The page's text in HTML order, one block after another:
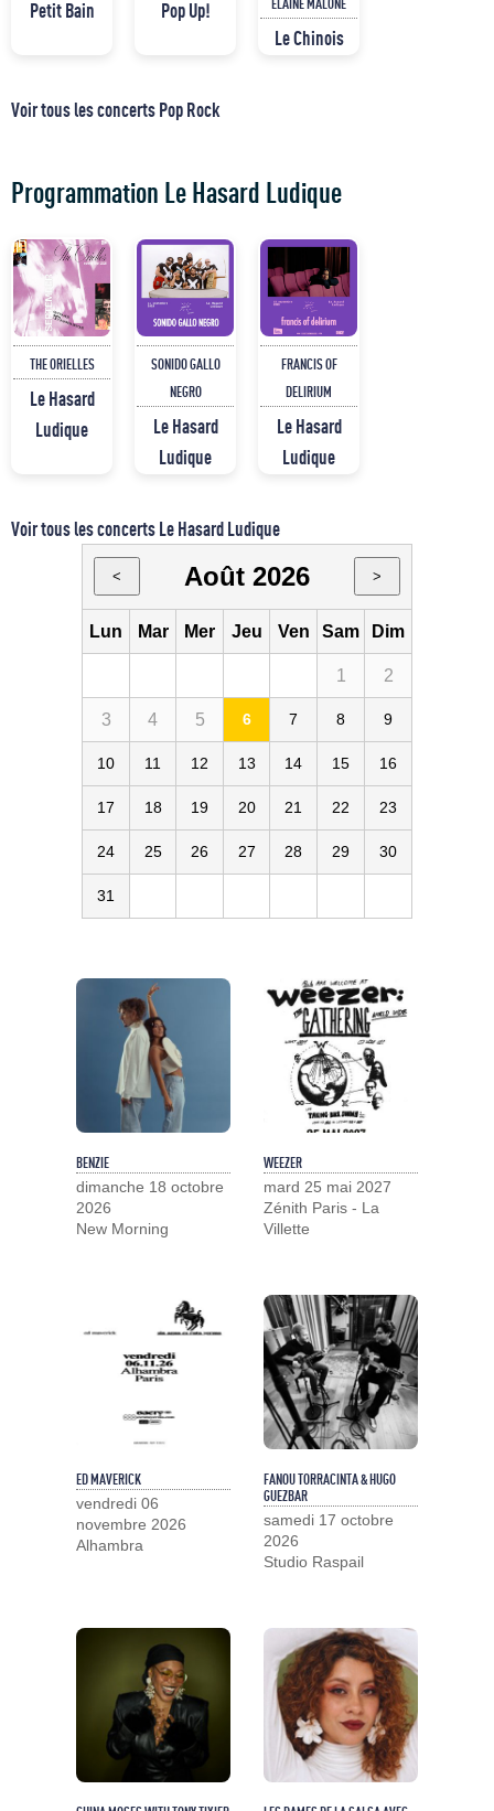
Petit Bain Pop Up!
Le Chinois
Voir tous les concerts Pop Rock
Programmation Le Hasard Ludique
THE ORIELLES
Le Hasard
Ludique
SONIDO GALLO
NEGRO
Le Hasard
Ludique
FRANCIS OF
DELIRIUM
Le Hasard
Ludique
Voir tous les concerts Le Hasard Ludique
< Août 2026 >
Lun Mar Mer Jeu Ven Sam Dim
1 2
3 4 5 6 7 8 9
10 11 12 13 14 15 16
17 18 19 20 21 22 23
24 25 26 27 28 29 30
31
BENZIE
dimanche 18 octobre
2026
New Morning
WEEZER
mard 25 mai 2027
Zénith Paris - La
Villette
ED MAVERICK
vendredi 06
novembre 2026
Alhambra
FANOU TORRACINTA & HUGO
GUEZBAR
samedi 17 octobre
2026
Studio Raspail